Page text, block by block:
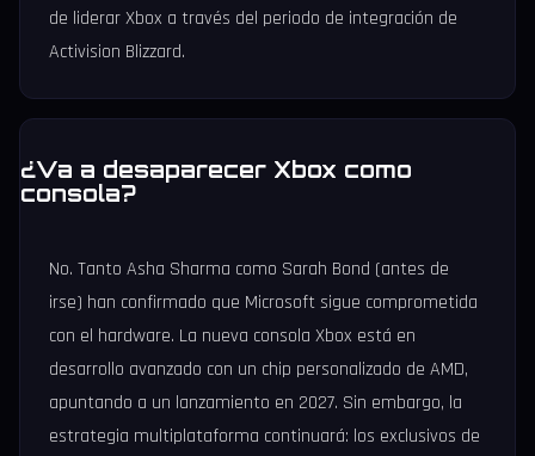
de liderar Xbox a través del periodo de integración de
Activision Blizzard.
¿Va a desaparecer Xbox como
consola?
No. Tanto Asha Sharma como Sarah Bond (antes de
irse) han confirmado que Microsoft sigue comprometida
con el hardware. La nueva consola Xbox está en
desarrollo avanzado con un chip personalizado de AMD,
apuntando a un lanzamiento en 2027. Sin embargo, la
estrategia multiplataforma continuará: los exclusivos de